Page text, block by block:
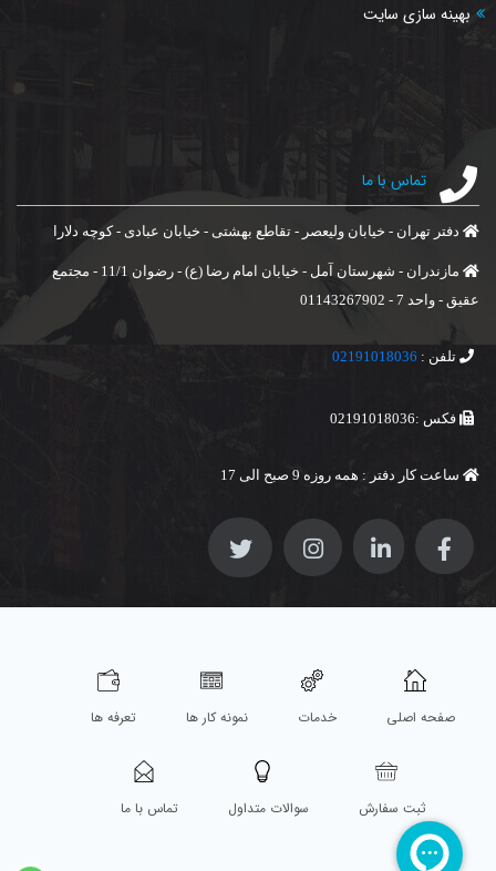
بهینه سازی سایت
تماس با ما
دفتر تهران - خیابان ولیعصر - تقاطع بهشتی - خیابان عبادی - کوچه دلارا
مازندران - شهرستان آمل - خیابان امام رضا (ع) - رضوان 11/1 - مجتمع
عقیق - واحد 7 - 01143267902
تلفن : 02191018036
فکس :02191018036
ساعت کار دفتر : همه روزه 9 صبح الی 17
صفحه اصلی خدمات نمونه کار ها تعرفه ها
ثبت سفارش سوالات متداول تماس با ما